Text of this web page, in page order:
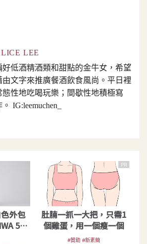
LEE
好低酒精酒類和甜點的金牛女，希望
由文字來推廣餐酒飲食風尚。平日裡
態性地吃喝玩樂；間歇性地積極寫
IG:leemuchen_
外包
5」
PR
肚腩一抓一大把，只需1
個雞蛋，用一個瘦一個
#贊助 #新素簡